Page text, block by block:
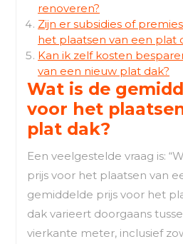
renoveren?
Zijn er subsidies of
het plaatsen van een plat
Kan ik zelf kosten
van een nieuw plat dak?
Wat is de
voor het
plat dak?
Een veelgestelde vraag is:
prijs voor het plaatsen van
gemiddelde prijs voor het
dak varieert doorgaans
vierkante meter, inclusief